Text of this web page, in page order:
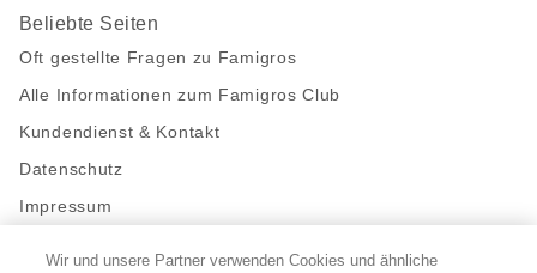
Beliebte Seiten
Oft gestellte Fragen zu Famigros
Alle Informationen zum Famigros Club
Kundendienst & Kontakt
Datenschutz
Impressum
Bleibe mit uns in Kontakt
Wir und unsere Partner verwenden Cookies und ähnliche